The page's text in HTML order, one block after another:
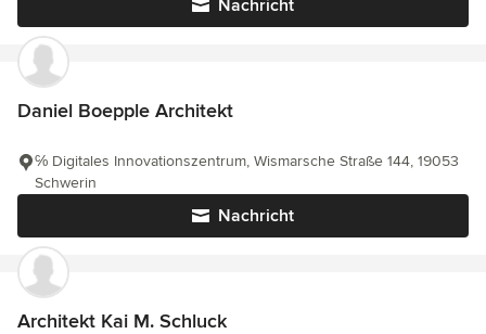
Nachricht
Daniel Boepple Architekt
Nachricht
℅ Digitales Innovationszentrum, Wismarsche Straße 144, 19053
Schwerin
Architekt Kai M. Schluck